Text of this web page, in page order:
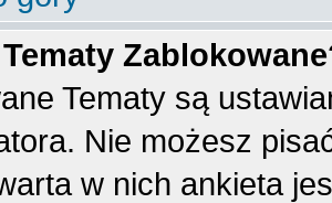
Tematy są
Nie możesz
w nich ankieta